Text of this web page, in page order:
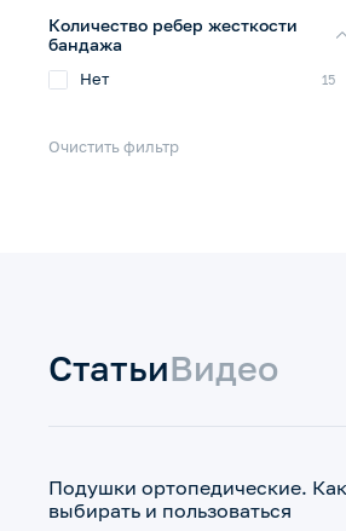
Количество ребер жесткости
бандажа
Нет 15
Очистить фильтр
СтатьиВидео
Подушки ортопедические.
выбирать и пользоваться